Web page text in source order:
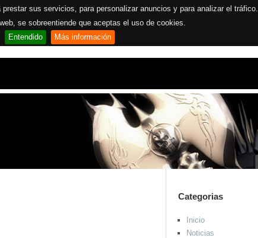
sus servicios, para personalizar anuncios y para analizar el tráfico.
se sobreentiende que aceptas el uso de cookies.
Entendido
Más información
Categorias
Inicio
Noticias